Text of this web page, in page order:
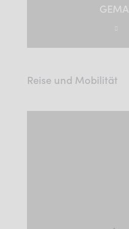
GEMA
Reise und Mobilität